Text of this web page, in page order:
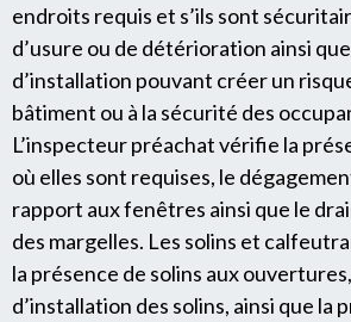
endroits requis et s’ils sont
d’usure ou de détérioration ainsi
d’installation pouvant créer un
bâtiment ou à la sécurité des
L’inspecteur préachat vérifie la
où elles sont requises, le
rapport aux fenêtres ainsi que le
des margelles. Les solins et
la présence de solins aux
d’installation des solins, ainsi que la